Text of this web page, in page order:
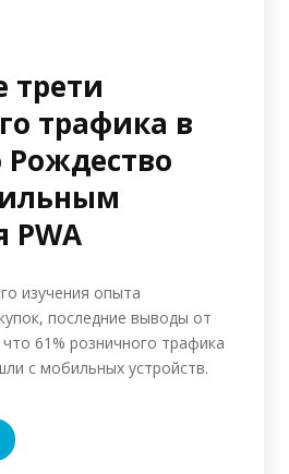
трети
трафика в
PWA
изучения опыта
последние выводы от
61% розничного трафика
с мобильных устройств.